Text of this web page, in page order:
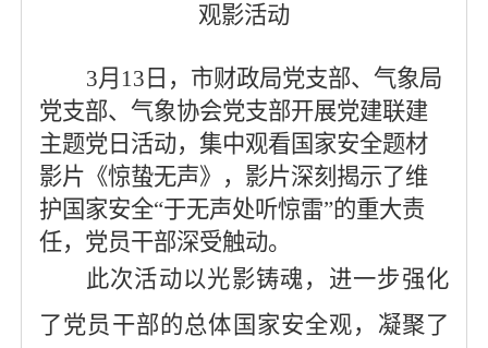
观影活动
3月 13 日，市财政局党支部、气象局
党支部、气象协会党支部开展党建联建
主题党日活动，集中观看国家安全题材
影片《惊蛰无声》 ，影片深刻揭示了维
护国家安全“于无声处听惊雷”的重大责
任，党员干部深受触动。
此次活动以光影铸魂，进一步强化
了党员干部的总体国家安全观，凝聚了